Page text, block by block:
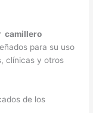
camillero
para su uso
clínicas y otros
de los